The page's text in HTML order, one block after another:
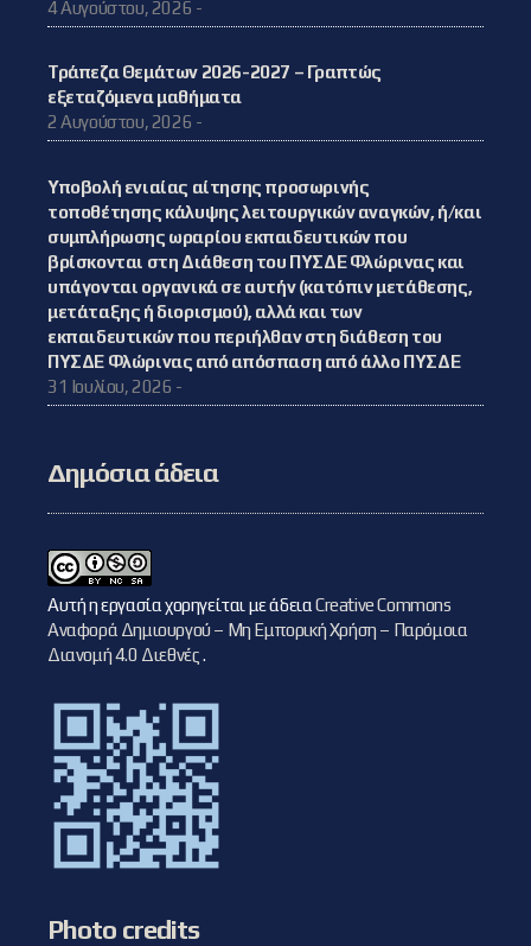
4 Αυγούστου, 2026 -
Τράπεζα Θεμάτων 2026-2027 – Γραπτώς
εξεταζόμενα μαθήματα
2 Αυγούστου, 2026 -
Υποβολή ενιαίας αίτησης προσωρινής
τοποθέτησης κάλυψης λειτουργικών αναγκών, ή/και
συμπλήρωσης ωραρίου εκπαιδευτικών που
βρίσκονται στη Διάθεση του ΠΥΣΔΕ Φλώρινας και
υπάγονται οργανικά σε αυτήν (κατόπιν μετάθεσης,
μετάταξης ή διορισμού), αλλά και των
εκπαιδευτικών που περιήλθαν στη διάθεση του
ΠΥΣΔΕ Φλώρινας από απόσπαση από άλλο ΠΥΣΔΕ
31 Ιουλίου, 2026 -
Δημόσια άδεια
Αυτή η εργασία χορηγείται με άδειαCreative Commons
Αναφορά Δημιουργού – Μη Εμπορική Χρήση – Παρόμοια
Διανομή 4.0 Διεθνές.
Photo credits